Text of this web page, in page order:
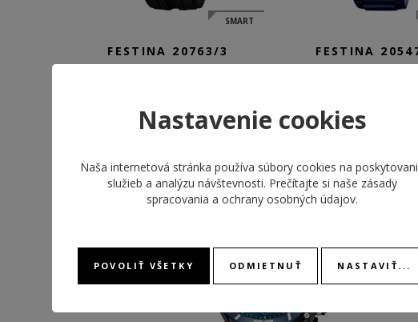
SMART
FESTINA 20763/3
349,00 €
FESTINA
399,00 €
NEW NEW
Nastavenie cookies
Naša internetová stránka používa súbory cookies na
služieb a analýzu návštevnosti. Prečítajte si naše zásady
spracovania a ochrany osobných údajov.
POVOLIŤ VŠETKY ODMIETNUŤ NASTAVIŤ...